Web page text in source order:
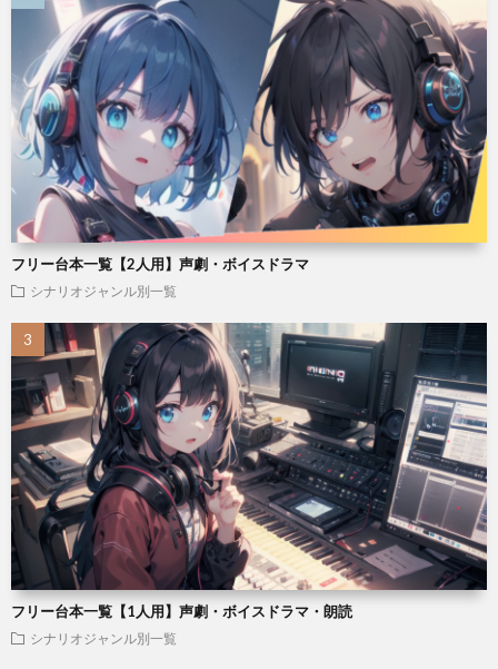
フリー台本一覧【2人用】声劇・ボイスドラマ
シナリオジャンル別一覧
フリー台本一覧【1人用】声劇・ボイスドラマ・朗読
シナリオジャンル別一覧